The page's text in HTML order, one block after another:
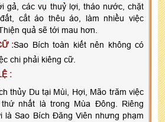
gả, các vụ thuỷ lợi, tháo nước, chặt
cắt áo thêu áo, làm nhiều việc
quả sẽ tới mau hơn.
:Sao Bích toàn kiết nên không có
chi phải kiêng cữ.
:
thủy Du tại Mùi, Hợi, Mão trăm việc
nhất là trong Mùa Đông. Riêng
là Sao Bích Đăng Viên nhưng phạm